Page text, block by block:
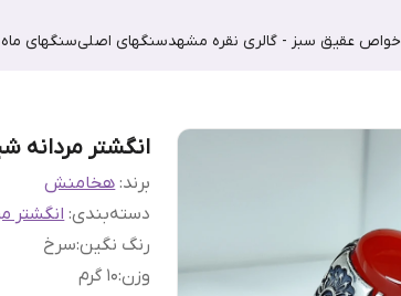
خواص عقیق سبز - گالری نقره مشهدسنگهای اصلیسنگهای ماه
انگشتر مردانه
برند: هخامنش
دسته‌بندی:انگشتر
رنگ نگین:سرخ
وزن:1۰ گرم